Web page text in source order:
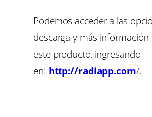
Podemos acceder a las
descarga y más información
este producto, ingresando
en: http://radiapp.com/.